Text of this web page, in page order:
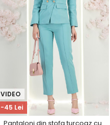
-45 Lei
VIDEO